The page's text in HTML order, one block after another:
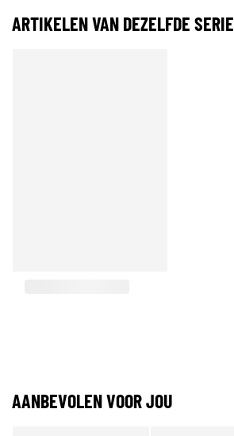
ARTIKELEN VAN DEZELFDE SERIE
AANBEVOLEN VOOR JOU